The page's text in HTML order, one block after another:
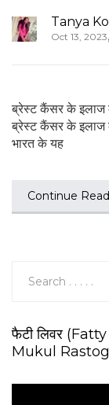
Tanya
Oct 13, 2023,
ब्रेस्ट कैंसर के इलाज
ब्रेस्ट कैंसर के इलाज
भारत के यह
Continue
फैटी लिवर
Mukul